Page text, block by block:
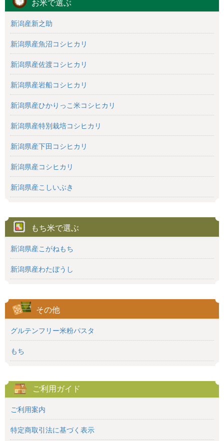
お米で選ぶ
新潟産新之助
新潟県産魚沼コシヒカリ
新潟県産佐渡コシヒカリ
新潟県産岩船コシヒカリ
新潟県産ひかりっこ米コシヒカリ
新潟県産特別栽培コシヒカリ
新潟県産下田コシヒカリ
新潟県産コシヒカリ
新潟県産こしいぶき
もち米で選ぶ
新潟県産こがねもち
新潟県産わたぼうし
その他
グルテンフリー米粉パスタ
もち
ご利用ガイド
ご利用案内
特定商取引法に基づく表示